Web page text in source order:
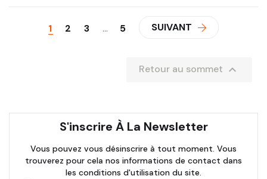
1 2 3 … 5 SUIVANT
Retour au sommet 
S'inscrire À La Newsletter
Vous pouvez vous désinscrire à tout moment. Vous
trouverez pour cela nos informations de contact dans
les conditions d'utilisation du site.